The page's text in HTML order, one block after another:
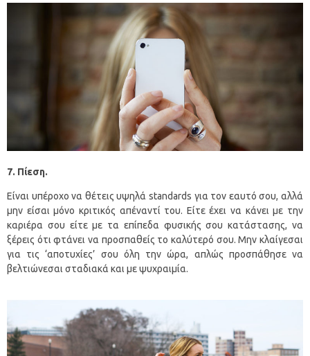
7. Πίεση.
Είναι υπέροχο να θέτεις υψηλά standards για τον εαυτό σου, αλλά
μην είσαι μόνο κριτικός απέναντί του. Είτε έχει να κάνει με την
καριέρα σου είτε με τα επίπεδα φυσικής σου κατάστασης, να
ξέρεις ότι φτάνει να προσπαθείς το καλύτερό σου. Μην κλαίγεσαι
για τις ‘αποτυχίες’ σου όλη την ώρα, απλώς προσπάθησε να
βελτιώνεσαι σταδιακά και με ψυχραιμία.